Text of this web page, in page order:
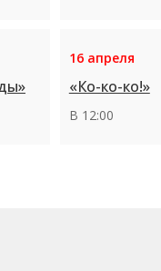
16 апреля
«Ко-ко-ко!»
В 12:00